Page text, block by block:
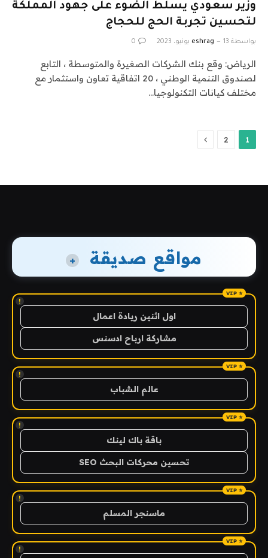
وزير سعودي يسلط الضوء على جهود المملكة
لتحسين تجربة الحج للحجاج
بواسطة eshrag 13 يونيو، 2023 0
الرياض: وقع بنك الشركات الصغيرة والمتوسطة ، التابع
لصندوق التنمية الوطني ، 20 اتفاقية تعاون واستثمار مع
مختلف كيانات التكنولوجيا…
1
2 التالي
مواقع صديقة +
!
اول اثنين ريادة اعمال
مشاركة ارباح ادسنس
!
عالم الشباب
!
باقة باك لينك
تحسين محركات البحث SEO
!
ماسنجر المسلم
!